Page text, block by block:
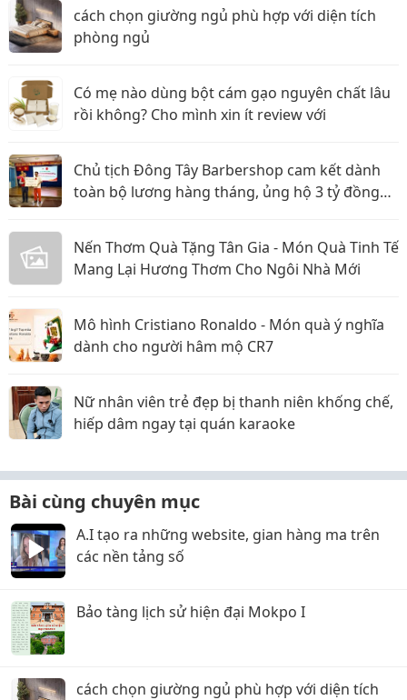
cách chọn giường ngủ phù hợp với diện tích
phòng ngủ
Có mẹ nào dùng bột cám gạo nguyên chất lâu
rồi không? Cho mình xin ít review với
Chủ tịch Đông Tây Barbershop cam kết dành
toàn bộ lương hàng tháng, ủng hộ 3 tỷ đồng
Nến Thơm Quà Tặng Tân Gia - Món Quà Tinh Tế
Mang Lại Hương Thơm Cho Ngôi Nhà Mới
Mô hình Cristiano Ronaldo - Món quà ý nghĩa
dành cho người hâm mộ CR7
Nữ nhân viên trẻ đẹp bị thanh niên khống chế,
hiếp dâm ngay tại quán karaoke
Bài cùng chuyên mục
A.I tạo ra những website, gian hàng ma trên
các nền tảng số
Bảo tàng lịch sử hiện đại Mokpo I
cách chọn giường ngủ phù hợp với diện tích